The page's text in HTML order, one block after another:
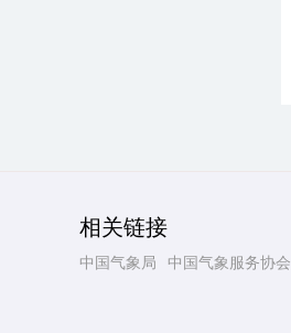
相关链接
中国气象局 中国气象服务协会